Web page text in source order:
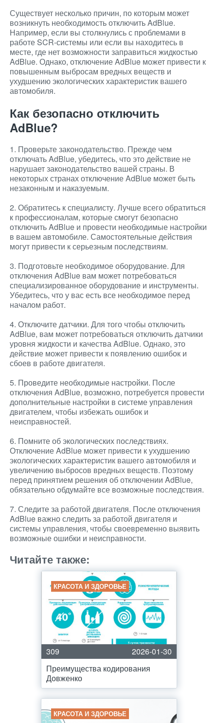
Существует несколько причин, по которым может
возникнуть необходимость отключить AdBlue.
Например, если вы столкнулись с проблемами в
работе SCR-системы или если вы находитесь в
месте, где нет возможности заправиться жидкостью
AdBlue. Однако, отключение AdBlue может привести к
повышенным выбросам вредных веществ и
ухудшению экологических характеристик вашего
автомобиля.
Как безопасно отключить
AdBlue?
1. Проверьте законодательство. Прежде чем
отключать AdBlue, убедитесь, что это действие не
нарушает законодательство вашей страны. В
некоторых странах отключение AdBlue может быть
незаконным и наказуемым.
2. Обратитесь к специалисту. Лучше всего обратиться
к профессионалам, которые смогут безопасно
отключить AdBlue и провести необходимые настройки
в вашем автомобиле. Самостоятельные действия
могут привести к серьезным последствиям.
3. Подготовьте необходимое оборудование. Для
отключения AdBlue вам может потребоваться
специализированное оборудование и инструменты.
Убедитесь, что у вас есть все необходимое перед
началом работ.
4. Отключите датчики. Для того чтобы отключить
AdBlue, вам может потребоваться отключить датчики
уровня жидкости и качества AdBlue. Однако, это
действие может привести к появлению ошибок и
сбоев в работе двигателя.
5. Проведите необходимые настройки. После
отключения AdBlue, возможно, потребуется провести
дополнительные настройки в системе управления
двигателем, чтобы избежать ошибок и
неисправностей.
6. Помните об экологических последствиях.
Отключение AdBlue может привести к ухудшению
экологических характеристик вашего автомобиля и
увеличению выбросов вредных веществ. Поэтому
перед принятием решения об отключении AdBlue,
обязательно обдумайте все возможные последствия.
7. Следите за работой двигателя. После отключения
AdBlue важно следить за работой двигателя и
системы управления, чтобы своевременно выявить
возможные ошибки и неисправности.
Читайте также:
КРАСОТА И ЗДОРОВЬЕ
309
2026-01-30
Преимущества кодирования
Довженко
КРАСОТА И ЗДОРОВЬЕ